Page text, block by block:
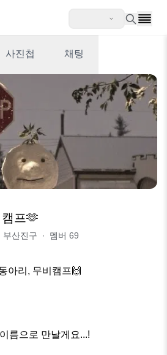
사진첩 채팅
프🫶
부산진구 ∙ 멤버 69
아리, 무비캠프🙌
름으로 만날게요...!